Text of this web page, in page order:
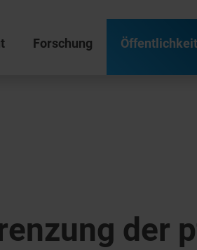
Forschung Öffentlichkeit
der